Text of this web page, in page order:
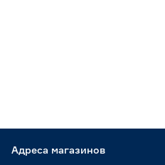
Адреса магазинов